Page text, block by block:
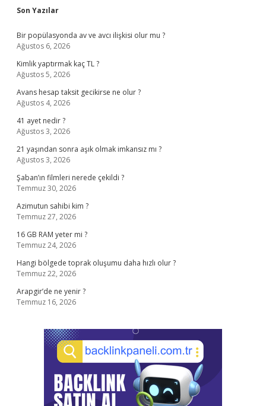
Sidebar
Son Yazılar
Bir popülasyonda av ve avcı ilişkisi olur mu ?
Ağustos 6, 2026
Kimlik yaptırmak kaç TL ?
Ağustos 5, 2026
Avans hesap taksit gecikirse ne olur ?
Ağustos 4, 2026
41 ayet nedir ?
Ağustos 3, 2026
21 yaşından sonra aşık olmak imkansız mı ?
Ağustos 3, 2026
Şaban’ın filmleri nerede çekildi ?
Temmuz 30, 2026
Azimutun sahibi kim ?
Temmuz 27, 2026
16 GB RAM yeter mi ?
Temmuz 24, 2026
Hangi bölgede toprak oluşumu daha hızlı olur ?
Temmuz 22, 2026
Arapgir’de ne yenir ?
Temmuz 16, 2026